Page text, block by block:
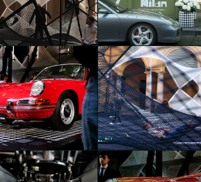
The Art of Dreams
Samuele Paganotti
The Art of Dreams
Samuele Paganotti
The Art of Dreams
Samuele Paganotti
The Art of Dreams
Samuele Paganotti